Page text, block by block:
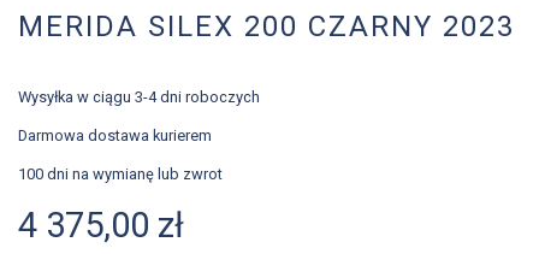
MERIDA SILEX 200 CZARNY 2023
Wysyłka w ciągu 3-4 dni roboczych
Darmowa dostawa kurierem
100 dni na wymianę lub zwrot
4 375,00 zł